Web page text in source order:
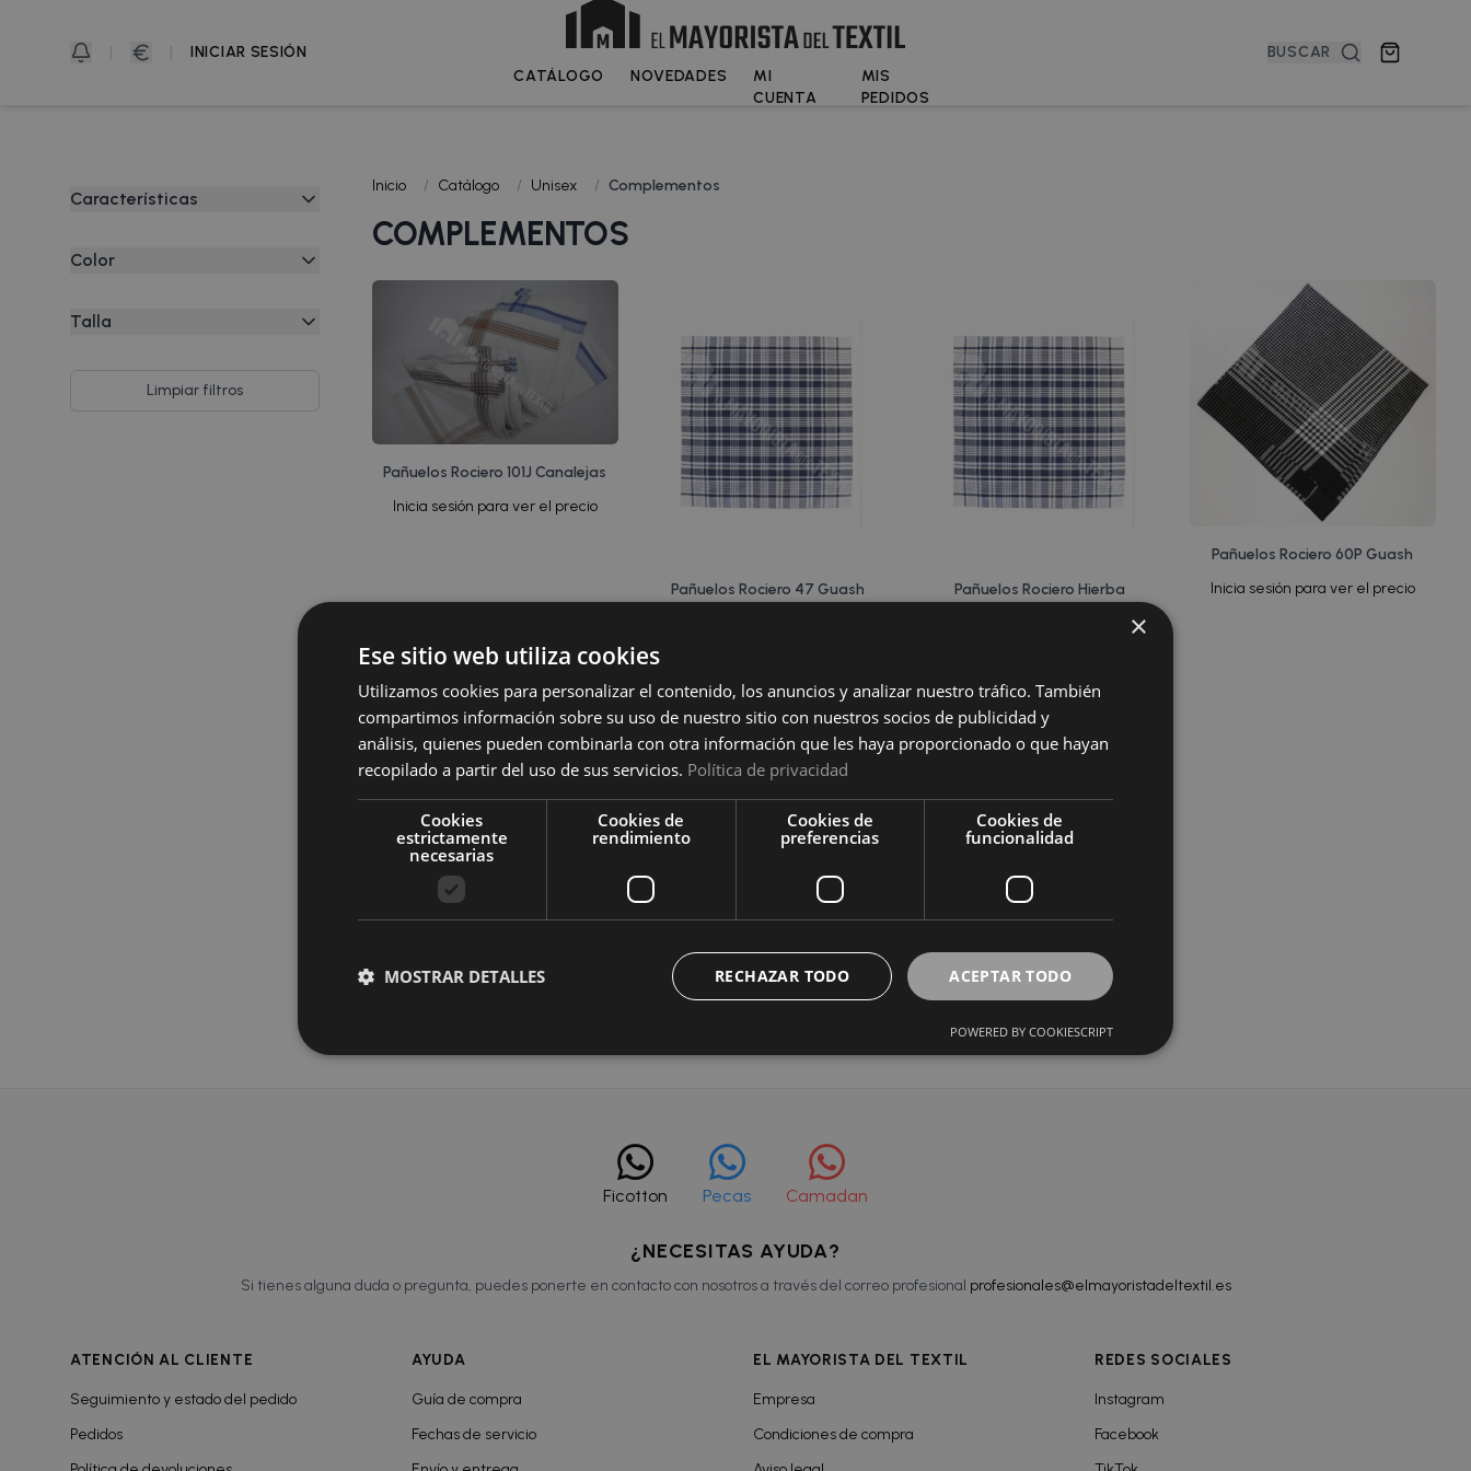
INICIAR SESIÓN
CATÁLOGO
NOVEDADES
MI
CUENTA
MIS
PEDIDOS
BUSCAR
Características
Algodón
Color
Talla
60x60 Cm
Limpiar filtros
Inicio / Catálogo / Unisex / Complementos
COMPLEMENTOS
Pañuelos Rociero 101J Canalejas
Inicia sesión para ver el precio
Pañuelos Rociero 47 Guash
Pañuelos Rociero Hierba
Inicia sesión para ver el precio
Pañuelos Rociero 60P Guash
Inicia sesión para ver el precio
Inicia sesión para ver el precio
Ficotton Pecas Camadan
¿NECESITAS AYUDA?
Si tienes alguna duda o pregunta, puedes ponerte en contacto con nosotros a través del correo profesional profesionales@elmayoristadeltextil.es
ATENCIÓN AL CLIENTE
Seguimiento y estado del pedido
Pedidos
AYUDA
Guía de compra
Fechas de servicio
EL MAYORISTA DEL TEXTIL
Empresa
Condiciones de compra
REDES SOCIALES
Instagram
Facebook
×
Ese sitio web utiliza cookies
Utilizamos cookies para personalizar el contenido, los anuncios y analizar nuestro tráfico. También
compartimos información sobre su uso de nuestro sitio con nuestros socios de publicidad y
análisis, quienes pueden combinarla con otra información que les haya proporcionado o que hayan
recopilado a partir del uso de sus servicios. Política de privacidad
Cookies
estrictamente
necesarias
Cookies de
rendimiento
Cookies de
preferencias
Cookies de
funcionalidad
ACEPTAR TODO
RECHAZAR TODO
MOSTRAR DETALLES
POWERED BY COOKIESCRIPT